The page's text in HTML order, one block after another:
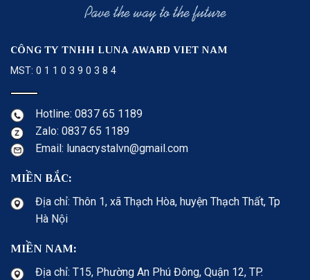
CÔNG TY TNHH LUNA AWARD VIET NAM
MST: 0 1 1 0 3 9 0 3 8 4
Hotline: 0837 65 1189
Zalo: 0837 65 1189
Email: lunacrystalvn@gmail.com
MIỀN BẮC:
Địa chỉ: Thôn 1, xã Thạch Hòa, huyện Thạch Thất, Tp
Hà Nội
MIỀN NAM:
Địa chỉ: T15, Phường An Phú Đông, Quận 12, TP.